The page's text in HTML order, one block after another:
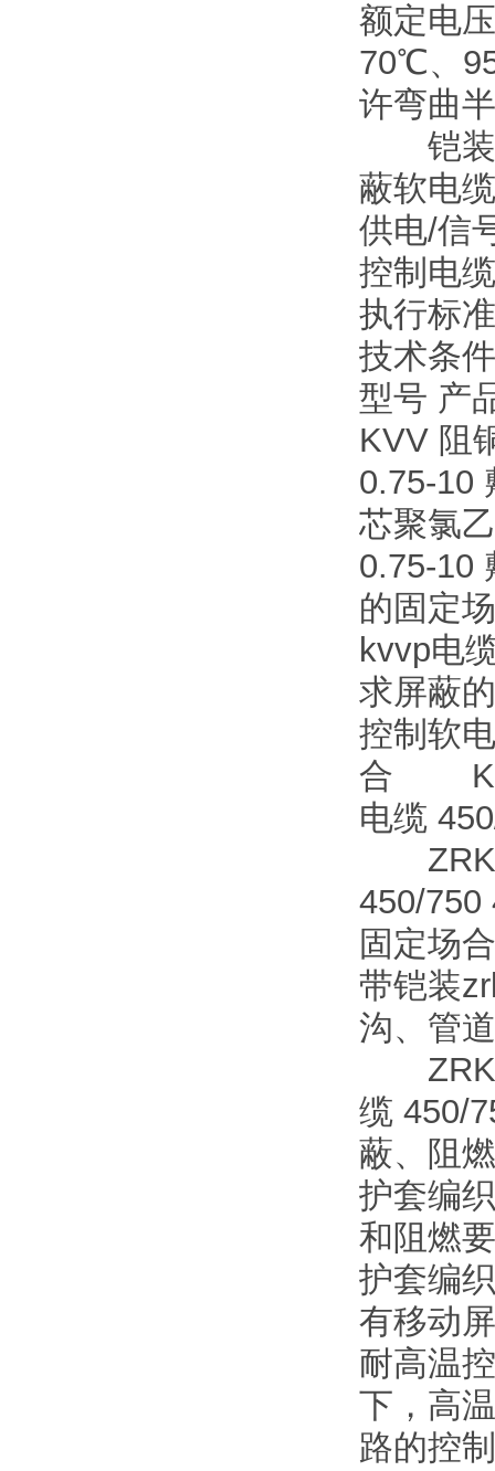
额定电
70℃、
许弯曲
铠装
蔽软电
供电/信
控制电
执行标
技术
型号 产
KVV 阻
0.75-10
芯聚氯
0.75-10
的固定
kvvp电
求屏蔽
控制软
合
电缆
450/750
固定场
带铠装
沟、管
缆 450/
蔽、阻
护套编
和阻燃
护套编
有移动
耐高温
下，高
路的控